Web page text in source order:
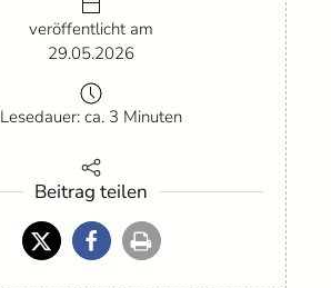
veröffentlicht am
29.05.2026
Lesedauer: ca. 3 Minuten
Beitrag teilen